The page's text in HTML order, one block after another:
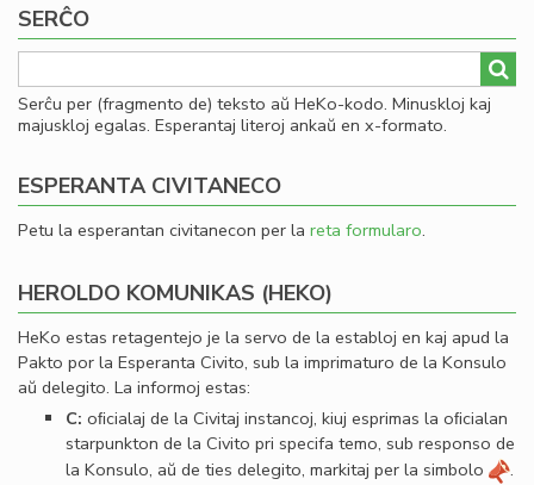
SERĈO
Serĉu per (fragmento de) teksto aŭ HeKo-kodo. Minuskloj kaj
majuskloj egalas. Esperantaj literoj ankaŭ en x-formato.
ESPERANTA CIVITANECO
Petu la esperantan civitanecon per la reta formularo.
HEROLDO KOMUNIKAS (HEKO)
HeKo estas retagentejo je la servo de la establoj en kaj apud la
Pakto por la Esperanta Civito, sub la imprimaturo de la Konsulo
aŭ delegito. La informoj estas:
C: oﬁcialaj de la Civitaj instancoj, kiuj esprimas la oﬁcialan
starpunkton de la Civito pri specifa temo, sub responso de
la Konsulo, aŭ de ties delegito, markitaj per la simbolo
.